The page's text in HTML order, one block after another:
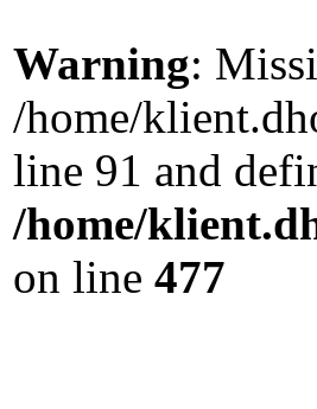
Warning:
/home/
line 91 and
/home/
on line 477